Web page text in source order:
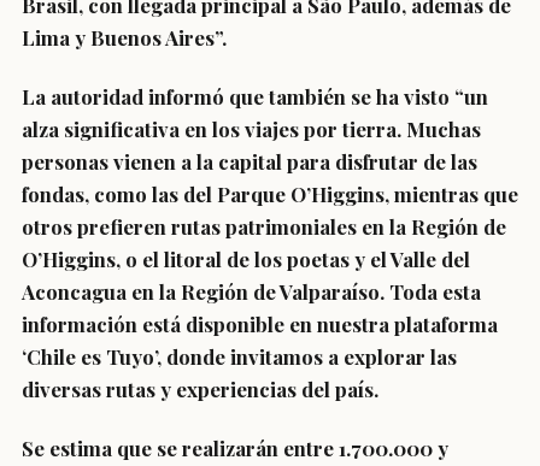
Lima y Buenos Aires”.
La autoridad informó que también se ha visto “un
alza significativa en los viajes por tierra. Muchas
personas vienen a la capital para disfrutar de las
fondas, como las del Parque O’Higgins, mientras que
otros prefieren rutas patrimoniales en la Región de
O’Higgins, o el litoral de los poetas y el Valle del
Aconcagua en la Región de Valparaíso. Toda esta
información está disponible en nuestra plataforma
‘Chile es Tuyo’, donde invitamos a explorar las
diversas rutas y experiencias del país.
Se estima que se realizarán entre 1.700.000 y